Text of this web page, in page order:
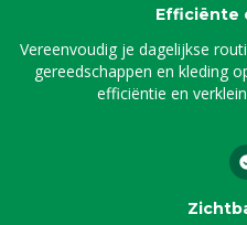
Efficiënte
Vereenvoudig je dagelijkse
gereedschappen en kleding
efficiëntie en